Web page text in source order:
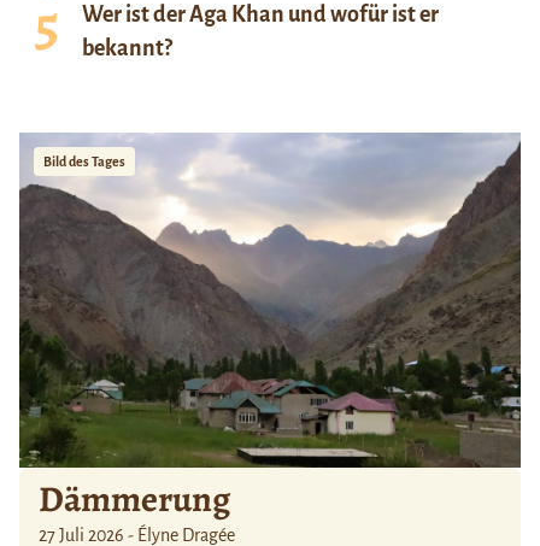
Wer ist der Aga Khan und wofür ist er
bekannt?
Bild des Tages
Dämmerung
27 Juli 2026 - Élyne Dragée